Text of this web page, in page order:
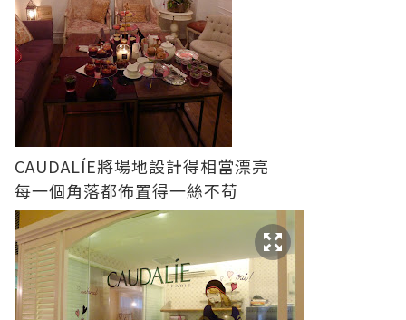
CAUDALÍE將場地設計得相當漂亮
每一個角落都佈置得一絲不苟